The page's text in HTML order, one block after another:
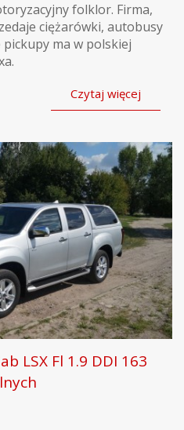
folklor. Firma,
ciężarówki, autobusy
pickupy ma w polskiej
Czytaj więcej
LSX Fl 1.9 DDI 163